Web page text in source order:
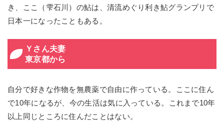
き、ここ（雫石川）の鮎は、清流めぐり利き鮎グランプリで
日本一になったこともある。
Ｙさん夫妻
東京都から
自分で好きな作物を無農薬で自由に作っている。ここに住ん
で10年になるが、今の生活は気に入っている。これまで10年
以上同じところに住んだことはない。